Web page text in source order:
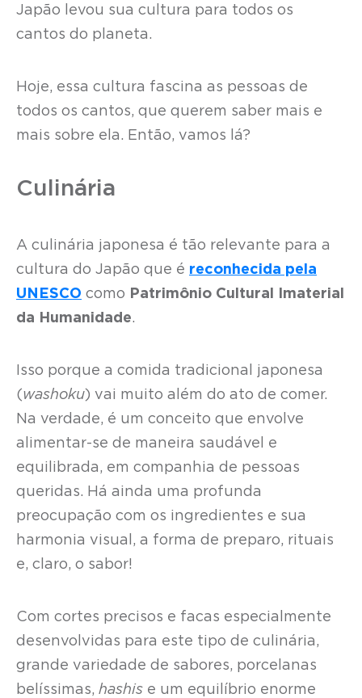
Japão levou sua cultura para todos os
cantos do planeta.
Hoje, essa cultura fascina as pessoas de
todos os cantos, que querem saber mais e
mais sobre ela. Então, vamos lá?
Culinária
A culinária japonesa é tão relevante para a
cultura do Japão que é reconhecida pela
UNESCO como Patrimônio Cultural Imaterial
da Humanidade.
Isso porque a comida tradicional japonesa
(washoku) vai muito além do ato de comer.
Na verdade, é um conceito que envolve
alimentar-se de maneira saudável e
equilibrada, em companhia de pessoas
queridas. Há ainda uma profunda
preocupação com os ingredientes e sua
harmonia visual, a forma de preparo, rituais
e, claro, o sabor!
Com cortes precisos e facas especialmente
desenvolvidas para este tipo de culinária,
grande variedade de sabores, porcelanas
belíssimas, hashis e um equilíbrio enorme